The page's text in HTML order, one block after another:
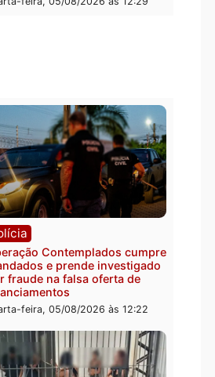
quarta-feira, 05/08/2026 às 12:33
Polícia
Com apenas 28% do efetivo,
Polícia Civil de Rondônia tem
estudo
quarta-feira, 05/08/2026 às 12:29